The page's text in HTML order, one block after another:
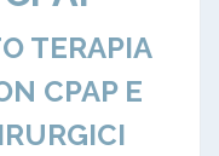
TERAPIA
CPAP E